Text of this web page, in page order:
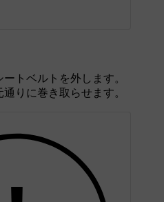
トベルトを外します。
りに巻き取らせます。